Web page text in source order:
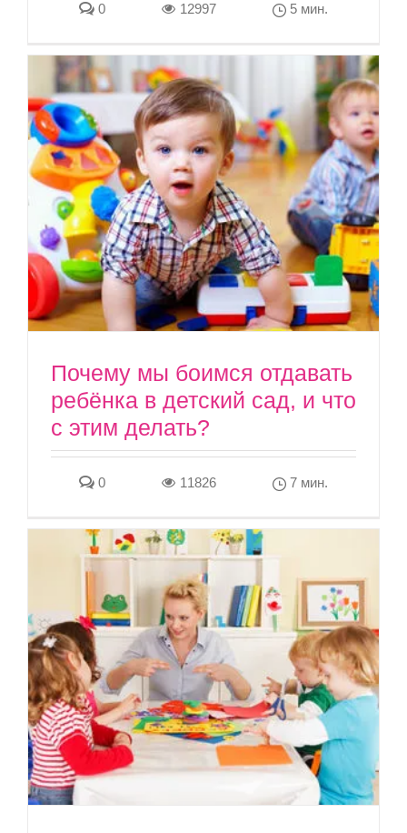
0 12997 5 мин.
Почему мы боимся отдавать
ребёнка в детский сад, и что
с этим делать?
0 11826 7 мин.